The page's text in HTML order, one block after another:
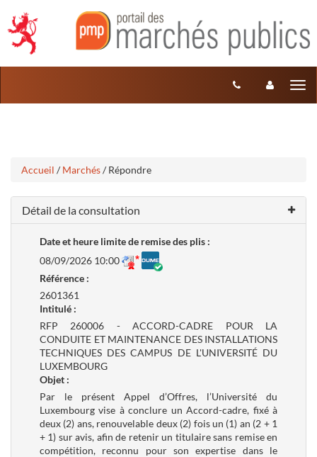
contenu
Accueil / Marchés/ Répondre
Détail de la consultation
Date et heure limite de remise des plis :
08/09/2026 10:00
Référence :
2601361
Intitulé :
RFP 260006 - ACCORD-CADRE POUR LA
CONDUITE ET MAINTENANCE DES INSTALLATIONS
TECHNIQUES DES CAMPUS DE L'UNIVERSITÉ DU
LUXEMBOURG
Objet :
Par le présent Appel d’Offres, l’Université du
Luxembourg vise à conclure un Accord-cadre, fixé à
deux (2) ans, renouvelable deux (2) fois un (1) an (2 + 1
+ 1) sur avis, afin de retenir un titulaire sans remise en
compétition, reconnu pour son expertise dans le